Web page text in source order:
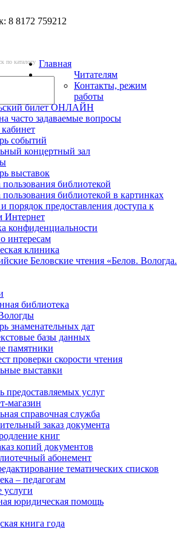
8 8172 759212
по каталогу Главная
Читателям
Контакты, режим
работы
билет ОНЛАЙН
часто задаваемые вопросы
событий
концертный зал
выставок
библиотекой
библиотекой в картинках
порядок предоставления доступа к
Интернет
конфиденциальности
интересам
клиника
Беловские чтения «Белов. Вологда.
библиотека
знаменательных дат
базы данных
памятники
проверки скорости чтения
выставки
предоставляемых услуг
магазин
справочная служба
заказ документа
книг
копий документов
абонемент
тематических списков
– педагогам
услуги
юридическая помощь
книга года